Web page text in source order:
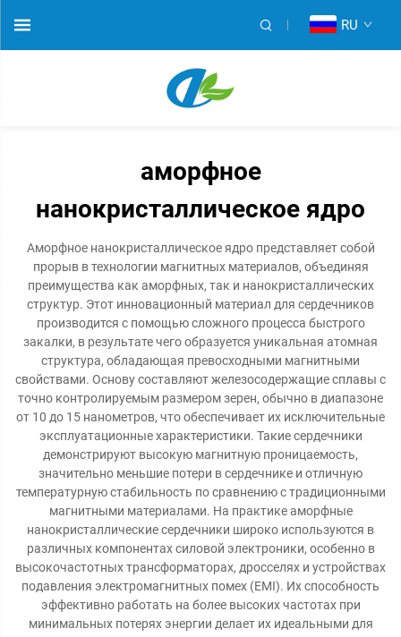
RU
аморфное
нанокристаллическое ядро
Аморфное нанокристаллическое ядро представляет собой
прорыв в технологии магнитных материалов, объединяя
преимущества как аморфных, так и нанокристаллических
структур. Этот инновационный материал для сердечников
производится с помощью сложного процесса быстрого
закалки, в результате чего образуется уникальная атомная
структура, обладающая превосходными магнитными
свойствами. Основу составляют железосодержащие сплавы с
точно контролируемым размером зерен, обычно в диапазоне
от 10 до 15 нанометров, что обеспечивает их исключительные
эксплуатационные характеристики. Такие сердечники
демонстрируют высокую магнитную проницаемость,
значительно меньшие потери в сердечнике и отличную
температурную стабильность по сравнению с традиционными
магнитными материалами. На практике аморфные
нанокристаллические сердечники широко используются в
различных компонентах силовой электроники, особенно в
высокочастотных трансформаторах, дросселях и устройствах
подавления электромагнитных помех (EMI). Их способность
эффективно работать на более высоких частотах при
минимальных потерях энергии делает их идеальными для